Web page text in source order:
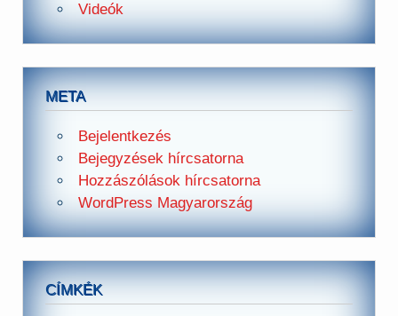
Videók
META
Bejelentkezés
Bejegyzések hírcsatorna
Hozzászólások hírcsatorna
WordPress Magyarország
CÍMKÉK